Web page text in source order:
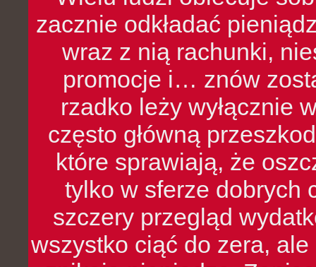
zacznie odkładać
wraz z nią rachunki,
promocje i… znów
rzadko leży wyłącznie
często główną
które sprawiają, że
tylko w sferze dobrych
szczery przegląd
wszystko ciąć do zera,